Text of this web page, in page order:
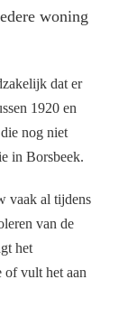
woning
dat er
1920 en
nog niet
in Borsbeek.
vaak al tijdens
van de
het
of vult het aan